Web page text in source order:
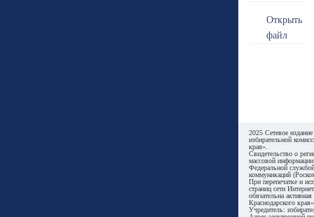
Открыть
файл
2025 Сетевое
избирательной
края».
Свидетельство о
массовой
Федеральной
коммуникаций
При перепечатке и
страниц сети Интернет
обязательна
Краснодарского
Учредитель: